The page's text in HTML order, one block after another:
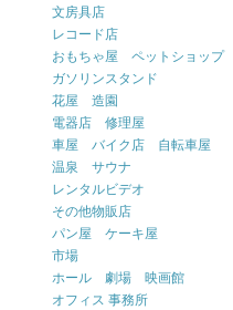
文房具店
レコード店
おもちゃ屋 ペットショップ
ガソリンスタンド
花屋 造園
電器店 修理屋
車屋 バイク店 自転車屋
温泉 サウナ
レンタルビデオ
その他物販店
パン屋 ケーキ屋
市場
ホール 劇場 映画館
オフィス 事務所